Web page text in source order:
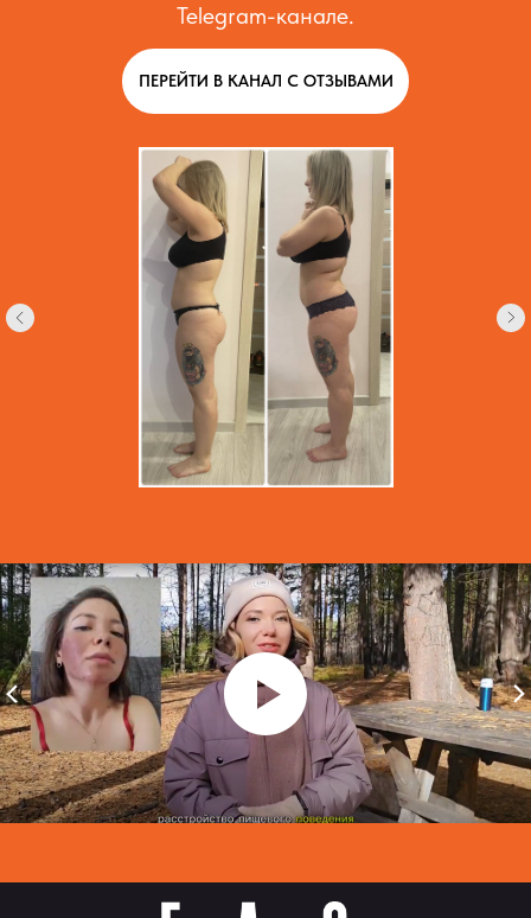
Telegram-канале.
ПЕРЕЙТИ В КАНАЛ С ОТЗЫВАМИ